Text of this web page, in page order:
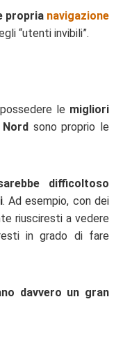
propria navigazione
“utenti invibili”.
le migliori
Nord sono proprio le
difficoltoso
. Ad esempio, con dei
riusciresti a vedere
in grado di fare
davvero un gran